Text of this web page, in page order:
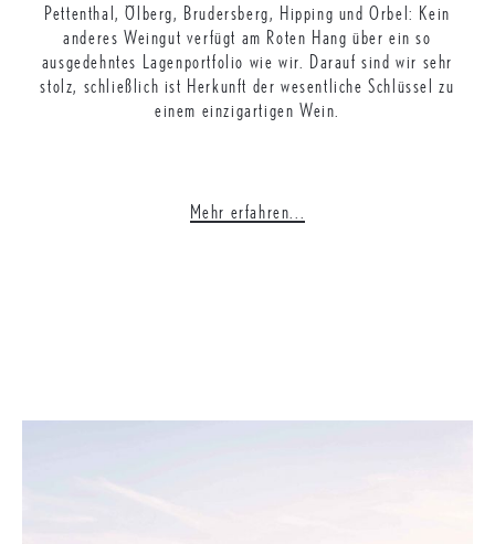
Pettenthal, Ölberg, Brudersberg, Hipping und Orbel: Kein
anderes Weingut verfügt am Roten Hang über ein so
ausgedehntes Lagenportfolio wie wir. Darauf sind wir sehr
stolz, schließlich ist Herkunft der wesentliche Schlüssel zu
einem einzigartigen Wein.
Mehr erfahren...